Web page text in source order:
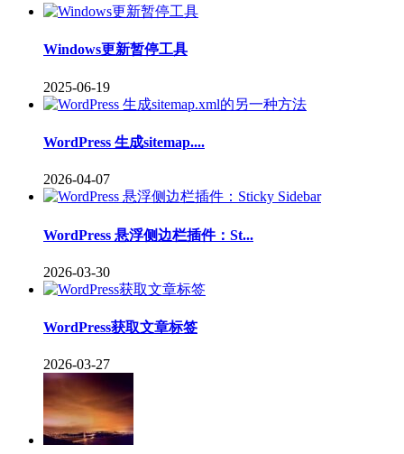
Windows更新暂停工具
2025-06-19
WordPress 生成sitemap....
2026-04-07
WordPress 悬浮侧边栏插件：St...
2026-03-30
WordPress获取文章标签
2026-03-27